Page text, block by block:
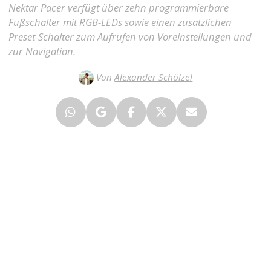
Nektar Pacer verfügt über zehn programmierbare
Fußschalter mit RGB-LEDs sowie einen zusätzlichen
Preset-Schalter zum Aufrufen von Voreinstellungen und
zur Navigation.
VonAlexander Schölzel